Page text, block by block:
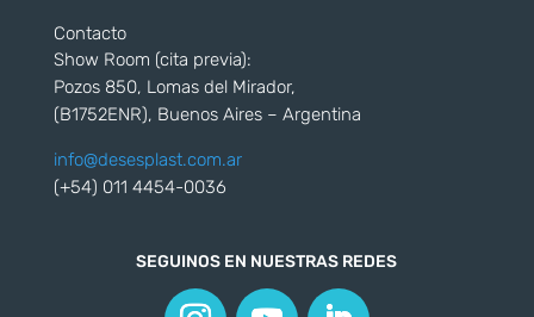
Contacto
Show Room (cita previa):
Pozos 850, Lomas del Mirador,
(B1752ENR), Buenos Aires – Argentina
info@desesplast.com.ar
(+54) 011 4454-0036
SEGUINOS EN NUESTRAS REDES